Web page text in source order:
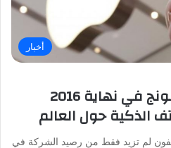
أخبار
أبل تتفوق على سامسونج في نهاية 2016
الذكية حول العالم
لم تزيد فقط من رصيد الشركة في